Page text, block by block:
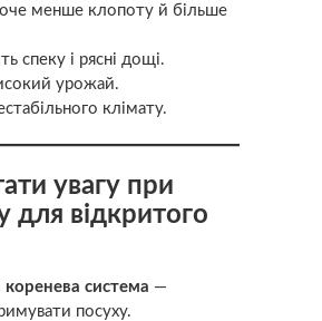
менше клопоту й більше
спеку і рясні дощі.
урожай.
клімату.
увагу при
для відкритого
коренева система —
посуху.